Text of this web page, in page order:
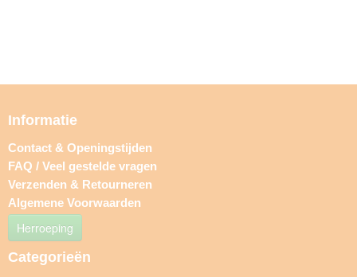
Informatie
Contact & Openingstijden
FAQ / Veel gestelde vragen
Verzenden & Retourneren
Algemene Voorwaarden
Herroeping
Categorieën